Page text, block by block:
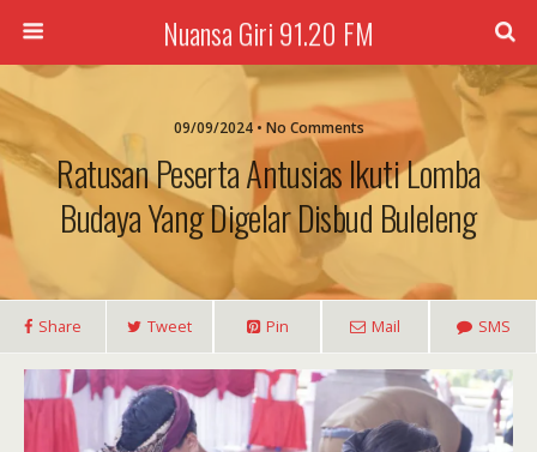
Nuansa Giri 91.20 FM
09/09/2024 • No Comments
Ratusan Peserta Antusias Ikuti Lomba
Budaya Yang Digelar Disbud Buleleng
Share Tweet Pin Mail SMS